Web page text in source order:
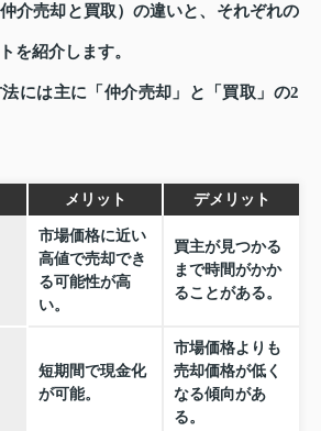
介売却と買取）の違いと、それぞれの
を紹介します。
には主に「仲介売却」と「買取」の2
メリット デメリット
市場価格に近い
高値で売却でき
る可能性が高
い。
買主が見つかる
まで時間がかか
ることがある。
短期間で現金化
が可能。
市場価格よりも
売却価格が低く
なる傾向があ
る。